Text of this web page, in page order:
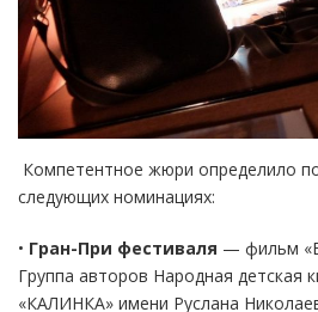
Компетентное жюри определило
следующих номинациях:
• Гран-При фестиваля — фильм
Группа авторов Народная детская
«КАЛИНКА» имени Руслана